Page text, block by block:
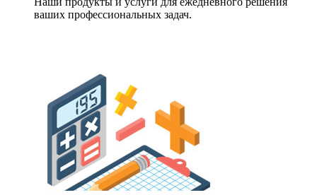
ваших профессиональных задач.